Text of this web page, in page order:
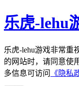
乐虎-lehu
乐虎-lehu游戏非常重
的网站时，请同意使
多信息可访问
《隐私